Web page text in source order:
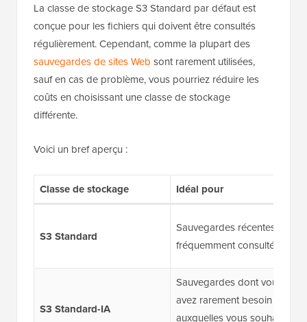
La classe de stockage S3 Standard par défaut est
conçue pour les fichiers qui doivent être consultés
régulièrement. Cependant, comme la plupart des
sauvegardes de sites Web sont rarement utilisées,
sauf en cas de problème, vous pourriez réduire les
coûts en choisissant une classe de stockage
différente.
Voici un bref aperçu :
Classe de stockage Idéal pour
S3 Standard
Sauvegardes récentes ou
fréquemment consultées
S3 Standard-IA
Sauvegardes dont vous
avez rarement besoin mais
auxquelles vous souhaitez